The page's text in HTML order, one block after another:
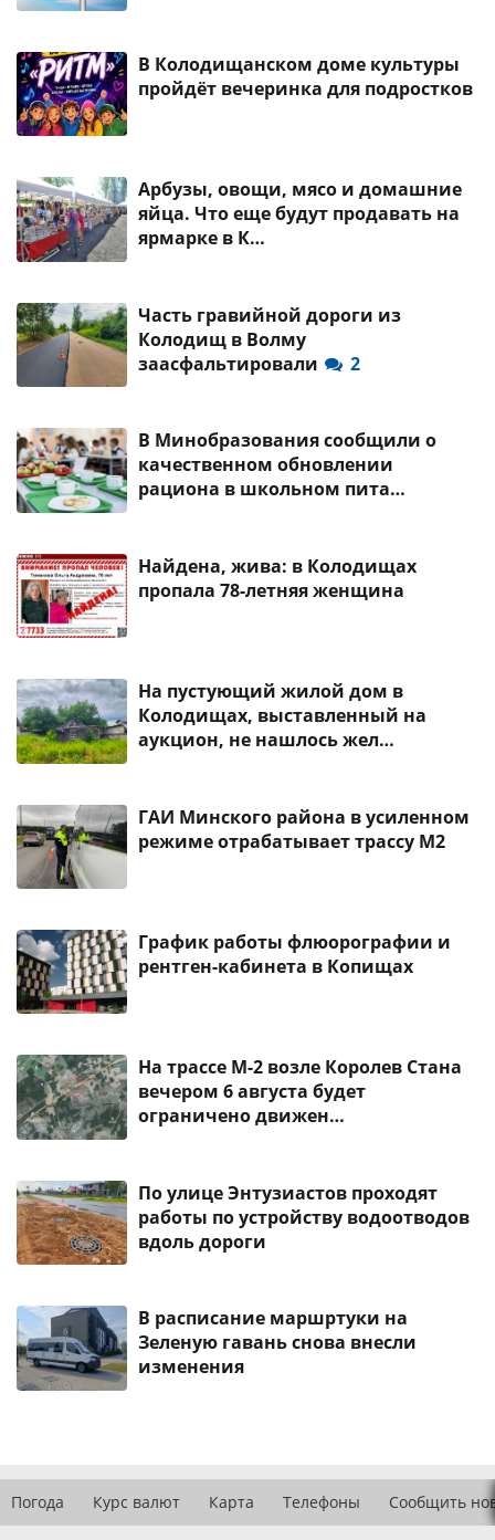
В Колодищанском доме культуры
пройдёт вечеринка для подростков
Арбузы, овощи, мясо и домашние
яйца. Что еще будут продавать на
ярмарке в К…
Часть гравийной дороги из
Колодищ в Волму
заасфальтировали
2
В Минобразования сообщили о
качественном обновлении
рациона в школьном пита…
Найдена, жива: в Колодищах
пропала 78-летняя женщина
На пустующий жилой дом в
Колодищах, выставленный на
аукцион, не нашлось жел…
ГАИ Минского района в усиленном
режиме отрабатывает трассу М2
График работы флюорографии и
рентген-кабинета в Копищах
На трассе М-2 возле Королев Стана
вечером 6 августа будет
ограничено движен…
По улице Энтузиастов проходят
работы по устройству водоотводов
вдоль дороги
В расписание маршртуки на
Зеленую гавань снова внесли
изменения
Погода Курс валют Карта Телефоны Сообщить